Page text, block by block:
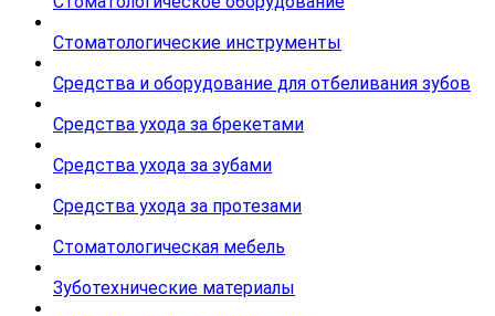
Стоматологические инструменты
Средства и оборудование для отбеливания зубов
Средства ухода за брекетами
Средства ухода за зубами
Средства ухода за протезами
Стоматологическая мебель
Зуботехнические материалы